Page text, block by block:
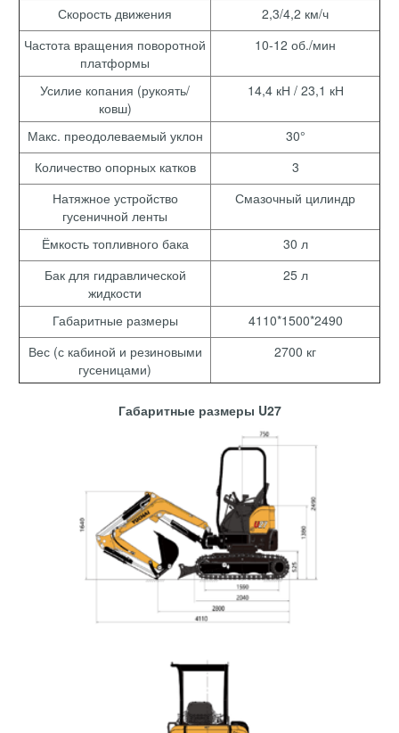
Скорость движения
2,3/4,2 км/ч
Частота вращения поворотной
платформы
10-12 об./мин
Усилие копания (рукоять/
ковш)
14,4 кН / 23,1 кН
Макс. преодолеваемый уклон
30°
Количество опорных катков
3
Натяжное устройство
гусеничной ленты
Смазочный цилиндр
Ёмкость топливного бака
30 л
Бак для гидравлической
жидкости
25 л
Габаритные размеры
4110*1500*2490
Вес (с кабиной и резиновыми
гусеницами)
2700 кг
Габаритные размеры U27